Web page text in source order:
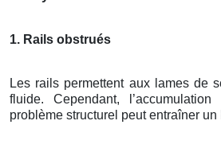
1. Rails obstrués
Les rails permettent aux lames de
fluide. Cependant,
problème structurel peut entraîner un